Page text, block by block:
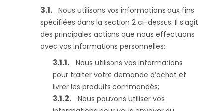
Nous utilisons vos informations aux fins
spécifiées dans la section 2 ci-dessus. Il s’agit
des principales actions que nous effectuons
avec vos informations personnelles:
Nous utilisons vos informations
pour traiter votre demande d’achat et
livrer les produits commandés;
Nous pouvons utiliser vos